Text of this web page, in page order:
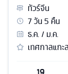
ทัวร์จีน
7วัน5 คืน
ธ.ค. / ม.ค.
เทศกาลแกะ